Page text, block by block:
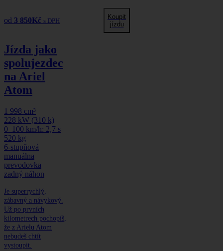
od 3 850Kč s DPH
Koupit
jízdu
Jízda jako
spolujezdec
na Ariel
Atom
1 998 cm³
228 kW (310 k)
0–100 km/h: 2,7 s
520 kg
6-stupňová
manuálna
prevodovka
zadný náhon
Je superrychlý,
zábavný a návykový.
Už po prvních
kilometrech pochopíš,
že z Arielu Atom
nebudeš chtít
vystoupit.